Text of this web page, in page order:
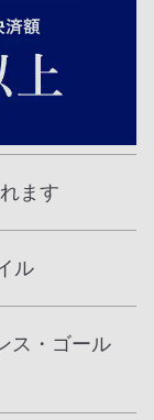
ます
ル
ス・ゴール